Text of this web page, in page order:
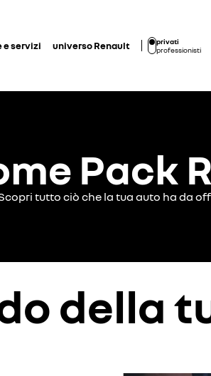
e servizi universo Renault
privati
professionisti
Pack
tutto ciò che la tua auto ha da
della